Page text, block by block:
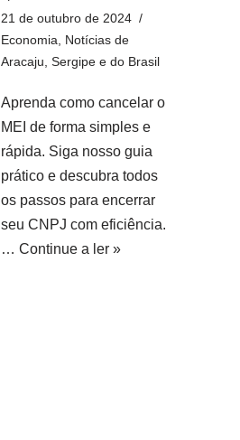
21 de outubro de 2024
Economia, Notícias de
Aracaju, Sergipe e do Brasil
Aprenda como cancelar o
MEI de forma simples e
rápida. Siga nosso guia
prático e descubra todos
os passos para encerrar
seu CNPJ com eficiência.
… Continue a ler »